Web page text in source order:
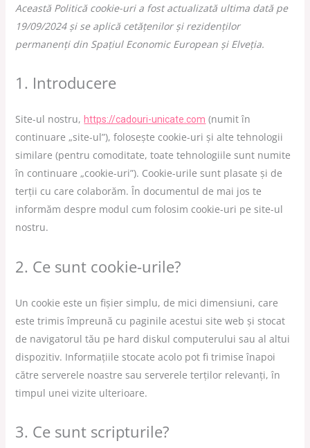
Această Politică cookie-uri a fost actualizată ultima dată pe
19/09/2024 și se aplică cetățenilor și rezidenților
permanenți din Spațiul Economic European și Elveția.
1. Introducere
Site-ul nostru,https://cadouri-unicate.com (numit în
continuare „site-ul”), folosește cookie-uri și alte tehnologii
similare (pentru comoditate, toate tehnologiile sunt numite
în continuare „cookie-uri”). Cookie-urile sunt plasate și de
terții cu care colaborăm. În documentul de mai jos te
informăm despre modul cum folosim cookie-uri pe site-ul
nostru.
2. Ce sunt cookie-urile?
Un cookie este un fișier simplu, de mici dimensiuni, care
este trimis împreună cu paginile acestui site web și stocat
de navigatorul tău pe hard diskul computerului sau al altui
dispozitiv. Informațiile stocate acolo pot fi trimise înapoi
către serverele noastre sau serverele terților relevanți, în
timpul unei vizite ulterioare.
3. Ce sunt scripturile?